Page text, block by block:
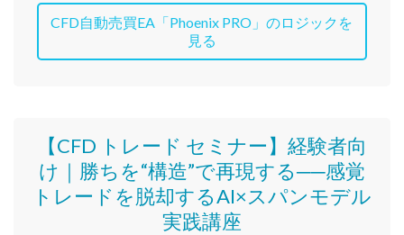
CFD自動売買EA「Phoenix PRO」のロジックを
見る
【CFD トレード セミナー】 経験者向
け｜ 勝ちを“構造”で再現する──感覚
トレードを脱却するAI×スパンモデル
実践講座